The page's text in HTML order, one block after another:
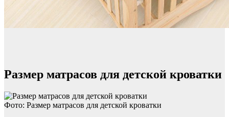
Размер матрасов для детской кроватки
Фото: Размер матрасов для детской кроватки